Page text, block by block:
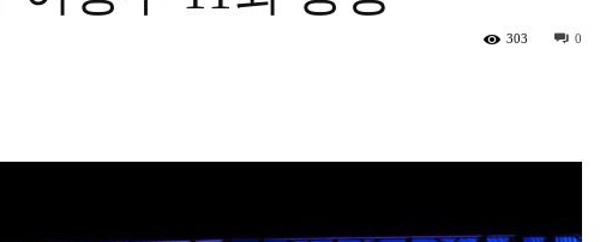
0
303